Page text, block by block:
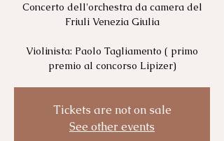
Concerto dell'orchestra da camera del
Friuli Venezia Giulia
Violinista: Paolo Tagliamento ( primo
premio al concorso Lipizer)
Tickets are not on sale
See other events